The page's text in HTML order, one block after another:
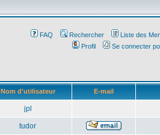
FAQ Rechercher
Liste des
Profil
Se connecter
Nom d'utilisateur E-mail
jpl
tudor